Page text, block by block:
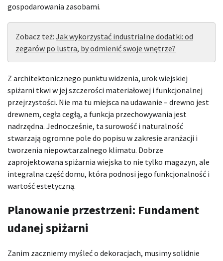
gospodarowania zasobami.
Zobacz też: Jak wykorzystać industrialne dodatki: od
zegarów po lustra, by odmienić swoje wnętrze?
Z architektonicznego punktu widzenia, urok wiejskiej
spiżarni tkwi w jej szczerości materiałowej i funkcjonalnej
przejrzystości. Nie ma tu miejsca na udawanie – drewno jest
drewnem, cegła cegłą, a funkcja przechowywania jest
nadrzędna. Jednocześnie, ta surowość i naturalność
stwarzają ogromne pole do popisu w zakresie aranżacji i
tworzenia niepowtarzalnego klimatu. Dobrze
zaprojektowana spiżarnia wiejska to nie tylko magazyn, ale
integralna część domu, która podnosi jego funkcjonalność i
wartość estetyczną.
Planowanie przestrzeni: Fundament
udanej spiżarni
Zanim zaczniemy myśleć o dekoracjach, musimy solidnie